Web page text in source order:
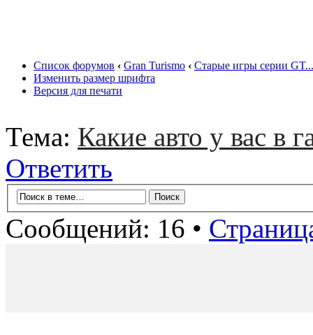
Список форумов ‹ Gran Turismo ‹ Старые игры серии GT...
Изменить размер шрифта
Версия для печати
Тема: Какие авто у вас в
Ответить
Сообщений: 16 •